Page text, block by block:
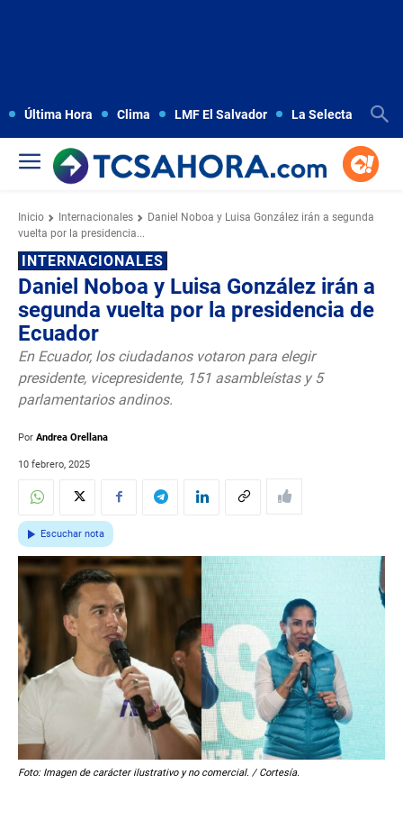
Última Hora Clima LMF El Salvador La Selecta
Inicio Internacionales
Daniel Noboa y Luisa González irán a segunda
vuelta por la presidencia...
INTERNACIONALES
Daniel Noboa y Luisa González irán a
segunda vuelta por la presidencia de
Ecuador
En Ecuador, los ciudadanos votaron para elegir
presidente, vicepresidente, 151 asambleístas y 5
parlamentarios andinos.
Por Andrea Orellana
10 febrero, 2025
Escuchar nota
Foto: Imagen de carácter ilustrativo y no comercial. / Cortesía.